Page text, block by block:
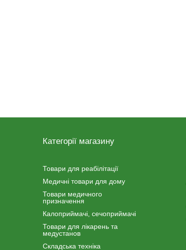
Категорії магазину
Товари для реабілітації
Медичні товари для дому
Товари медичного
призначення
Калоприймачі, сечоприймачі
Товари для лікарень та
медустанов
Складська техніка